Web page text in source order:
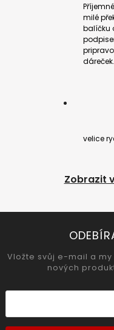
milé
balíčku
velice
Zobrazit
Vložte svůj e-mail a
nových